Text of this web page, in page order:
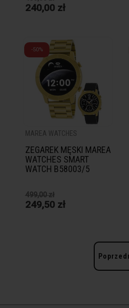
240,00 zł
-50%
MAREA WATCHES
ZEGAREK MĘSKI MAREA
WATCHES SMART
WATCH B58003/5
499,00 zł
249,50 zł